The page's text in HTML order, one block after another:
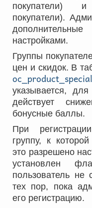
покупатели)
покупатели).
настройками.
Группы
цен и скидок. В
oc_product_special
указывается,
действует
бонусные баллы.
При
группу, к
это разрешено
установлен
пользователь не
тех пор, пока
его регистрацию.